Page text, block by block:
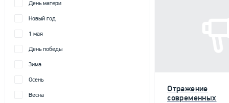
День матери
Новый год
1 мая
День победы
Зима
Осень
Весна
Отражение
современных